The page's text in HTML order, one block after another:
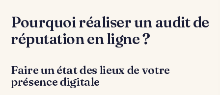
Pourquoi réaliser un audit de
réputation en ligne ?
Faire un état des lieux de votre
présence digitale